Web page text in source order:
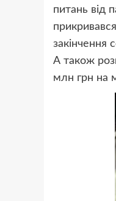
питань від
закінчення
А також
млн грн на